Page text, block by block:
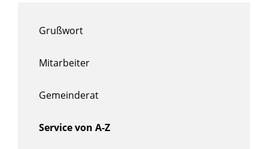
Grußwort
Mitarbeiter
Gemeinderat
Service von A-Z